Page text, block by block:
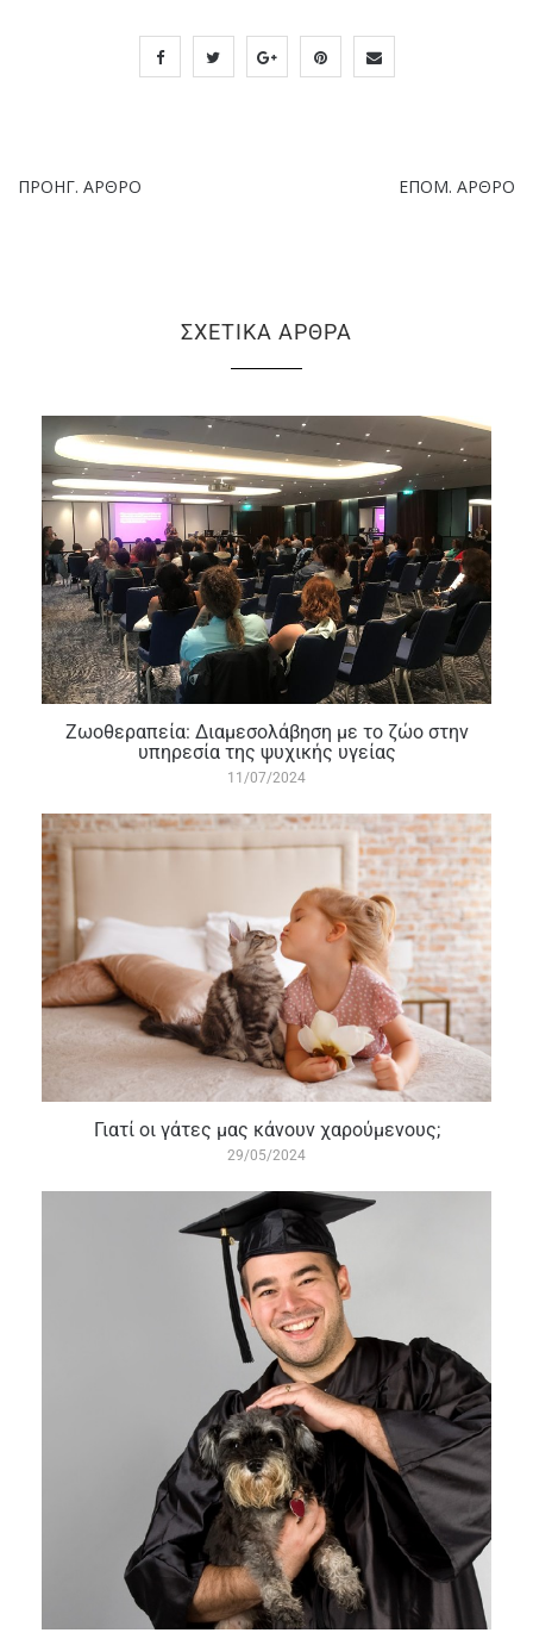
ΠΡΟΗΓ. ΆΡΘΡΟ ΕΠΌΜ. ΆΡΘΡΟ
ΣΧΕΤΙΚΆ ΆΡΘΡΑ
Ζωοθεραπεία: Διαμεσολάβηση με το ζώο στην
υπηρεσία της ψυχικής υγείας
11/07/2024
Γιατί οι γάτες μας κάνουν χαρούμενους;
29/05/2024